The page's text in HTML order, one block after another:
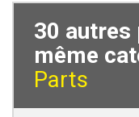
30 autres
même
Parts